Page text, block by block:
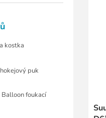
kostka
puk
foukací